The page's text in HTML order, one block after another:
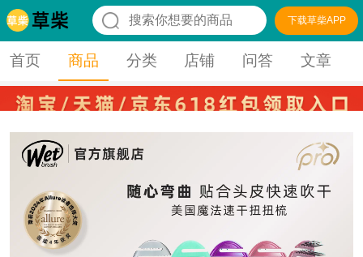
下载草柴APP
首页 商品 分类 店铺 问答 文章